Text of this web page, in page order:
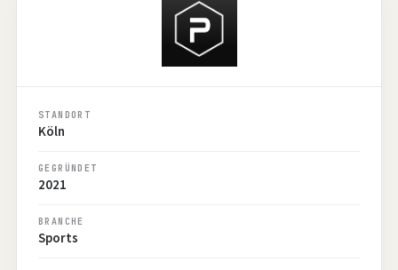
STANDORT
Köln
GEGRÜNDET
2021
BRANCHE
Sports